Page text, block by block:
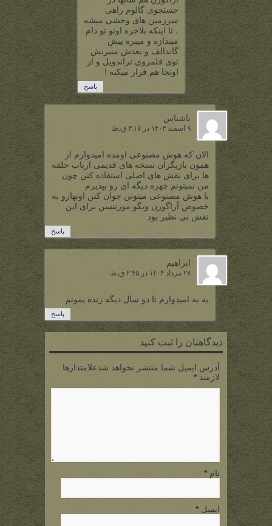
جستجوی گالوم راهی
سرزمین های وحشی میشه
، تا اینکه بلاخره اونو تو دام
میندازه و میبره پیش
گاندالف و بعدش میبرنش
توی قلمروی تراندویل و از
اونجا هم فرار میکنه !
پاسخ
ناشناس
۹ اسفند ۱۴۰۳ در ۴:۱۷ ق٫ظ
الان که هوش مصنوعی اومده امیدوارم از
همون بازیگران نسخه های قدیمی ارباب حلقه
ها برای نقش های اصلی استفاده کنن چون
من نمیتونم چهره دیگه ای رو بپذیرم
با هوش مصنوعی میتونن جوان کنن اونهارو به
خصوص آراگورن ویگو مورتنسن برای این
نقش بی نظیر بود
پاسخ
ابراهیم
۲۷ مرداد ۱۴۰۴ در ۲:۴۵ ق٫ظ
به به امیدوارم تا دو سال دیگه زنده بمونم
پاسخ
دیدگاهتان را ثبت کنید
آدرس ایمیل شما منتشر نخواهد شدعلامتدارها
لازمند *
نام *
ایمیل *